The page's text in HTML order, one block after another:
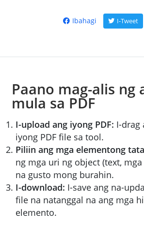
Ibahagi I-Tweet
Paano mag-alis ng
mula sa PDF
I-upload ang iyong PDF: I-drag
iyong PDF file sa tool.
Piliin ang mga elementong
ng mga uri ng object (text,
na gusto mong burahin.
I-download: I-save ang na-
file na natanggal na ang mga
elemento.